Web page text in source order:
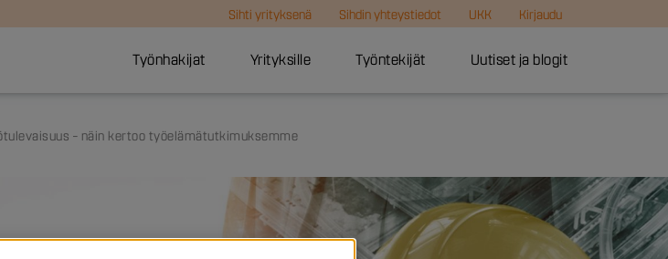
Työnhakijat Yrityksille Työntekijät Uutiset ja blogit
Kirjaudu
UKK
Sihdin yhteystiedot
Sihti yrityksenä
– näin kertoo työelämätutkimuksemme